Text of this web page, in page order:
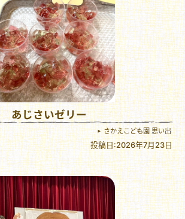
あじさいゼリー
さかえこども園 思い出
投稿日:2026年7月23日